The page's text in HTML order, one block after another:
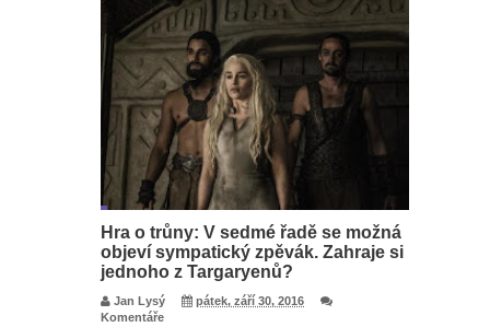
Hra o trůny: V sedmé řadě se možná
objeví sympatický zpěvák. Zahraje si
jednoho z Targaryenů?
Jan Lysý
pátek, září 30, 2016
Komentáře